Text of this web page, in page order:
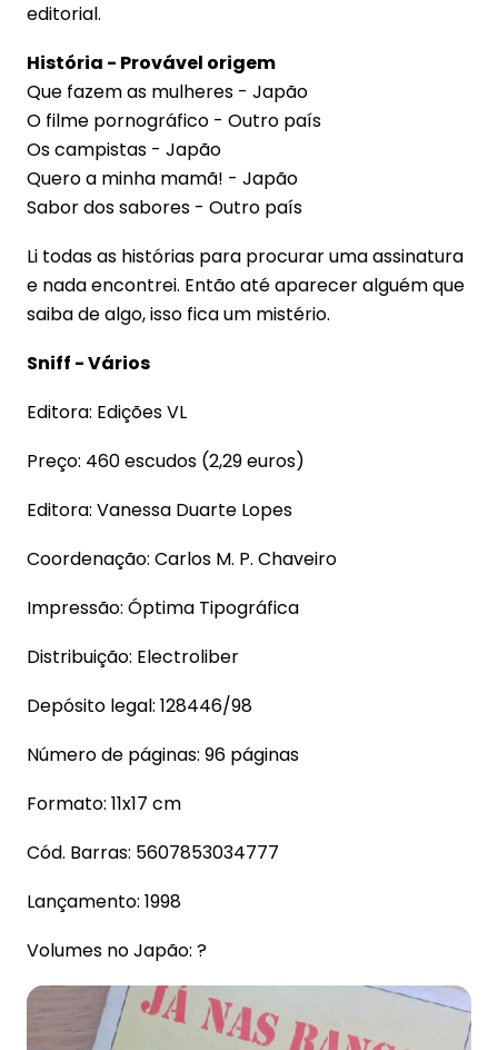
editorial.
História - Provável origem
Que fazem as mulheres - Japão
O filme pornográfico - Outro país
Os campistas - Japão
Quero a minha mamã! - Japão
Sabor dos sabores - Outro país
Li todas as histórias para procurar uma assinatura
e nada encontrei. Então até aparecer alguém que
saiba de algo, isso fica um mistério.
Sniff - Vários
Editora: Edições VL
Preço: 460 escudos (2,29 euros)
Editora: Vanessa Duarte Lopes
Coordenação: Carlos M. P. Chaveiro
Impressão: Óptima Tipográfica
Distribuição: Electroliber
Depósito legal: 128446/98
Número de páginas: 96 páginas
Formato: 11x17 cm
Cód. Barras: 5607853034777
Lançamento: 1998
Volumes no Japão: ?